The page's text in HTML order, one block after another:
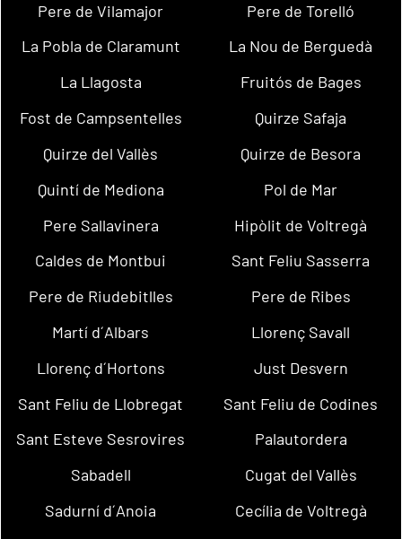
Pere de Vilamajor
Pere de Torelló
La Pobla de Claramunt
La Nou de Berguedà
La Llagosta
Fruitós de Bages
Fost de Campsentelles
Quirze Safaja
Quirze del Vallès
Quirze de Besora
Quintí de Mediona
Pol de Mar
Pere Sallavinera
Hipòlit de Voltregà
Caldes de Montbui
Sant Feliu Sasserra
Pere de Riudebitlles
Pere de Ribes
Martí d´Albars
Llorenç Savall
Llorenç d´Hortons
Just Desvern
Sant Feliu de Llobregat
Sant Feliu de Codines
Sant Esteve Sesrovires
Palautordera
Sabadell
Cugat del Vallès
Sadurní d´Anoia
Cecília de Voltregà